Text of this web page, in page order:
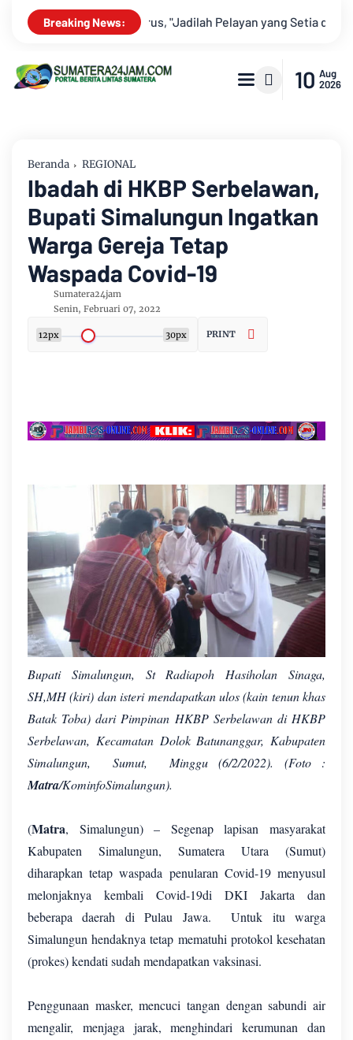
Breaking News:
Setia dan Rendah Hati" Jorge Messi Wafat di Usia 68
10 Aug
2026
Beranda REGIONAL
Ibadah di HKBP Serbelawan,
Bupati Simalungun Ingatkan
Warga Gereja Tetap
Waspada Covid-19
Sumatera24jam
Senin, Februari 07, 2022
12px 30px PRINT
Bupati Simalungun, St Radiapoh Hasiholan Sinaga,
SH,MH (kiri) dan isteri mendapatkan ulos (kain tenun khas
Batak Toba) dari Pimpinan HKBP Serbelawan di HKBP
Serbelawan, Kecamatan Dolok Batunanggar, Kabupaten
Simalungun, Sumut, Minggu (6/2/2022). (Foto :
Matra/KominfoSimalungun).
(Matra, Simalungun) – Segenap lapisan masyarakat
Kabupaten Simalungun, Sumatera Utara (Sumut)
diharapkan tetap waspada penularan Covid-19 menyusul
melonjaknya kembali Covid-19di DKI Jakarta dan
beberapa daerah di Pulau Jawa. Untuk itu warga
Simalungun hendaknya tetap mematuhi protokol kesehatan
(prokes) kendati sudah mendapatkan vaksinasi.
Penggunaan masker, mencuci tangan dengan sabundi air
mengalir, menjaga jarak, menghindari kerumunan dan